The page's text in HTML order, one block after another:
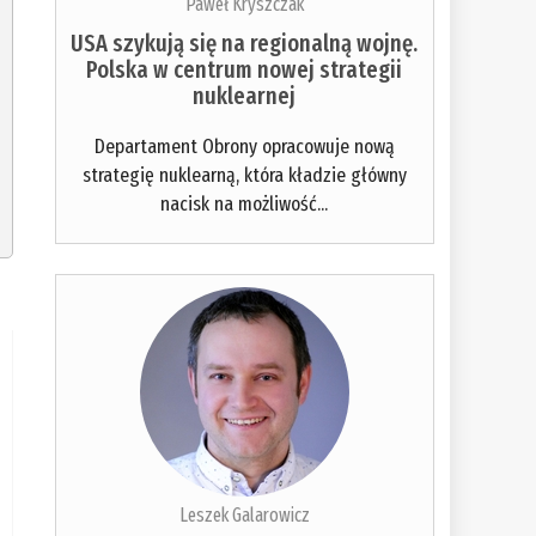
USA szykują się na regionalną wojnę.
Polska w centrum nowej strategii
nuklearnej
Departament Obrony opracowuje nową
strategię nuklearną, która kładzie główny
nacisk na możliwość...
Leszek Galarowicz